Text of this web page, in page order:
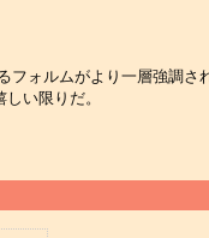
ォルムがより一層強調さ
い限りだ。